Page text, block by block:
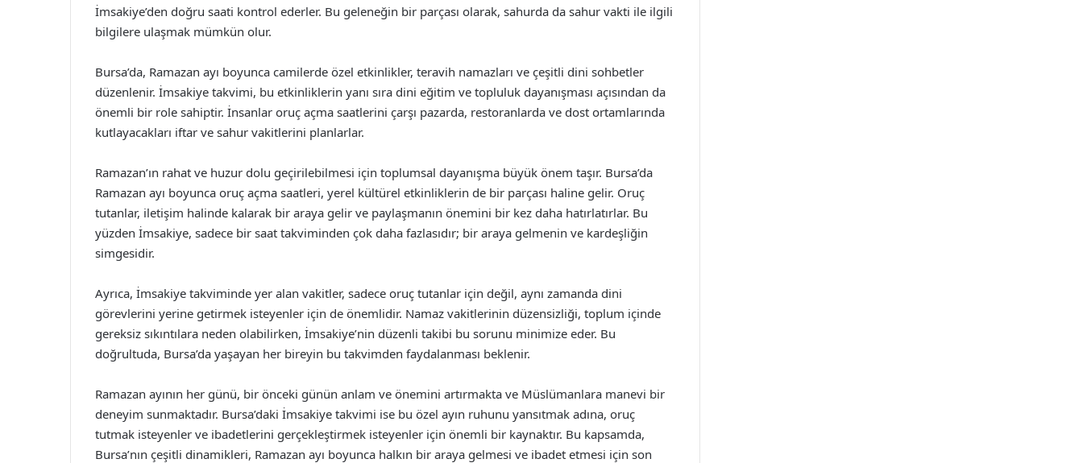
İmsakiye’den doğru saati kontrol ederler. Bu geleneğin bir parçası olarak, sahurda da sahur vakti ile ilgili
bilgilere ulaşmak mümkün olur.
Bursa’da, Ramazan ayı boyunca camilerde özel etkinlikler, teravih namazları ve çeşitli dini sohbetler
düzenlenir. İmsakiye takvimi, bu etkinliklerin yanı sıra dini eğitim ve topluluk dayanışması açısından da
önemli bir role sahiptir. İnsanlar oruç açma saatlerini çarşı pazarda, restoranlarda ve dost ortamlarında
kutlayacakları iftar ve sahur vakitlerini planlarlar.
Ramazan’ın rahat ve huzur dolu geçirilebilmesi için toplumsal dayanışma büyük önem taşır. Bursa’da
Ramazan ayı boyunca oruç açma saatleri, yerel kültürel etkinliklerin de bir parçası haline gelir. Oruç
tutanlar, iletişim halinde kalarak bir araya gelir ve paylaşmanın önemini bir kez daha hatırlatırlar. Bu
yüzden İmsakiye, sadece bir saat takviminden çok daha fazlasıdır; bir araya gelmenin ve kardeşliğin
simgesidir.
Ayrıca, İmsakiye takviminde yer alan vakitler, sadece oruç tutanlar için değil, aynı zamanda dini
görevlerini yerine getirmek isteyenler için de önemlidir. Namaz vakitlerinin düzensizliği, toplum içinde
gereksiz sıkıntılara neden olabilirken, İmsakiye’nin düzenli takibi bu sorunu minimize eder. Bu
doğrultuda, Bursa’da yaşayan her bireyin bu takvimden faydalanması beklenir.
Ramazan ayının her günü, bir önceki günün anlam ve önemini artırmakta ve Müslümanlara manevi bir
deneyim sunmaktadır. Bursa’daki İmsakiye takvimi ise bu özel ayın ruhunu yansıtmak adına, oruç
tutmak isteyenler ve ibadetlerini gerçekleştirmek isteyenler için önemli bir kaynaktır. Bu kapsamda,
Bursa’nın çeşitli dinamikleri, Ramazan ayı boyunca halkın bir araya gelmesi ve ibadet etmesi için son